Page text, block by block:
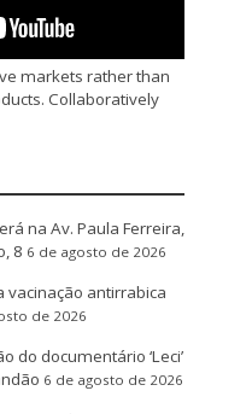
markets rather than
Collaboratively
na Av. Paula Ferreira,
8 6 de agosto de 2026
vacinação antirrabica
de 2026
do documentário ‘Leci’
6 de agosto de 2026